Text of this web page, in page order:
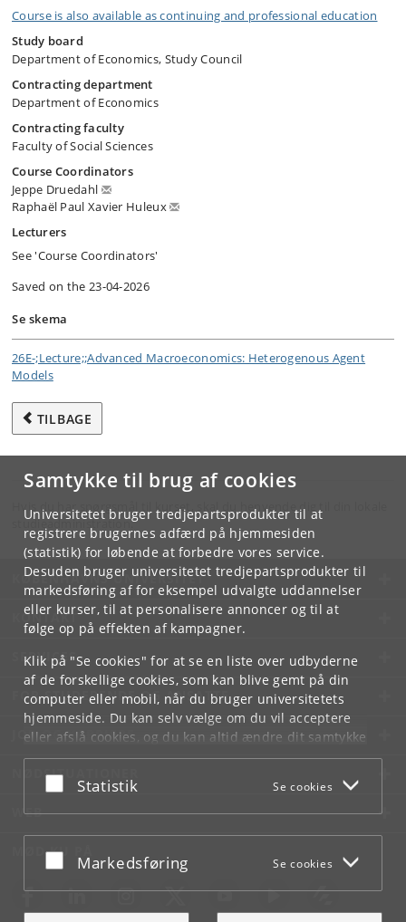
Samtykke til brug af cookies
Universitetet bruger tredjepartsprodukter til at
registrere brugernes adfærd på hjemmesiden
(statistik) for løbende at forbedre vores service.
Desuden bruger universitetet tredjepartsprodukter til
markedsføring af for eksempel udvalgte uddannelser
eller kurser, til at personalisere annoncer og til at
følge op på effekten af kampagner.
Klik på "Se cookies" for at se en liste over udbyderne
af de forskellige cookies, som kan blive gemt på din
computer eller mobil, når du bruger universitetets
hjemmeside. Du kan selv vælge om du vil acceptere
eller afslå cookies, og du kan altid ændre dit samtykke
underCookie- og privatlivspolitiksom du finder i
bunden af hver side.
Acceptér eller afslå
Statistik Se cookies
Acceptér eller afslå
Markedsføring Se cookies
Course is also available as continuing and professional education
Study board
Department of Economics, Study Council
Contracting department
Department of Economics
Contracting faculty
Faculty of Social Sciences
Course Coordinators
Jeppe Druedahl
Raphaël Paul Xavier Huleux
Lecturers
See 'Course Coordinators'
Saved on the 23-04-2026
Se skema
26E-;Lecture;;Advanced Macroeconomics: Heterogenous Agent
Models
TILBAGE
Hvis du har spørgsmål til kurset, skal du henvende dig til din lokale
studieadministration.
KØBENHAVNS UNIVERSITET
KONTAKT
SERVICES
FOR STUDERENDE OG ANSATTE
JOB OG KARRIERE
NØDSITUATIONER
WEB
MØD KU PÅ